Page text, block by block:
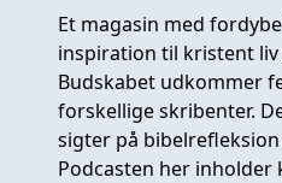
Et magasin med
inspiration til kristent liv
Budskabet udkommer
forskellige skribenter.
sigter på
Podcasten her